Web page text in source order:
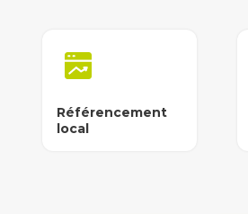
Référencement
local